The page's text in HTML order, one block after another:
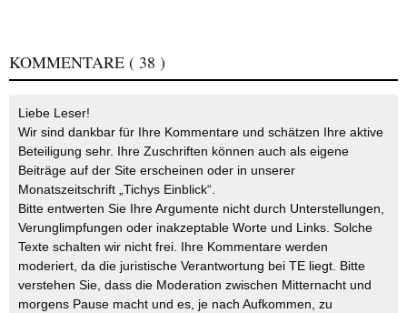
KOMMENTARE ( 38 )
Liebe Leser!
Wir sind dankbar für Ihre Kommentare und schätzen Ihre aktive
Beteiligung sehr. Ihre Zuschriften können auch als eigene
Beiträge auf der Site erscheinen oder in unserer
Monatszeitschrift „Tichys Einblick“.
Bitte entwerten Sie Ihre Argumente nicht durch Unterstellungen,
Verunglimpfungen oder inakzeptable Worte und Links. Solche
Texte schalten wir nicht frei. Ihre Kommentare werden
moderiert, da die juristische Verantwortung bei TE liegt. Bitte
verstehen Sie, dass die Moderation zwischen Mitternacht und
morgens Pause macht und es, je nach Aufkommen, zu